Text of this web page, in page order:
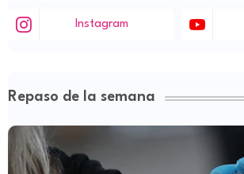
Instagram
Repaso de la semana